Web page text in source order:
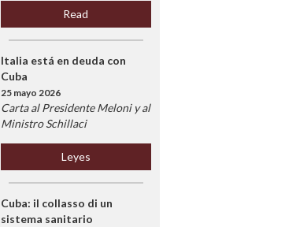
Read
Italia está en deuda con
Cuba
25 mayo 2026
Carta al Presidente Meloni y al
Ministro Schillaci
Leyes
Cuba: il collasso di un
sistema sanitario